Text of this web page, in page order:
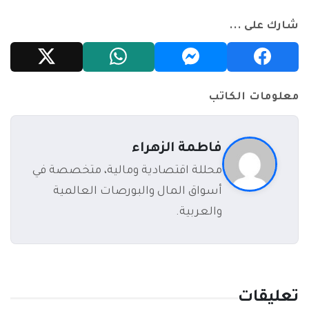
شارك على ...
معلومات الكاتب
فاطمة الزهراء
محللة اقتصادية ومالية، متخصصة في
أسواق المال والبورصات العالمية
والعربية.
تعليقات